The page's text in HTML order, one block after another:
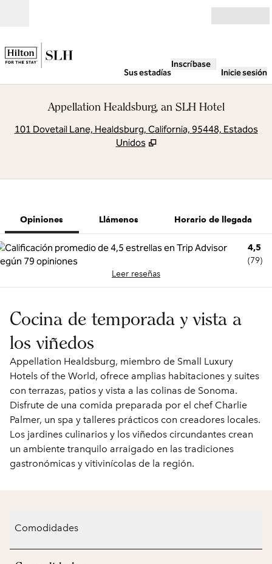
Sus estadías
Inscríbase
Inicie sesión
Appellation Healdsburg, an SLH Hotel
101 Dovetail Lane, Healdsburg, California, 95448, Estados
Unidos
Opiniones Llámenos Horario de llegada
4,5
(79)
Leer reseñas
Cocina de temporada y vista a
los viñedos
Appellation Healdsburg, miembro de Small Luxury
Hotels of the World, ofrece amplias habitaciones y suites
con terrazas, patios y vista a las colinas de Sonoma.
Disfrute de una comida preparada por el chef Charlie
Palmer, un spa y talleres prácticos con creadores locales.
Los jardines culinarios y los viñedos circundantes crean
un ambiente tranquilo arraigado en las tradiciones
gastronómicas y vitivinícolas de la región.
Comodidades